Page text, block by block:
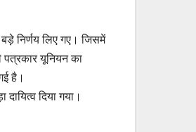
निर्णय लिए गए। जिसमें
पत्रकार यूनियन का
है।
दिया गया।